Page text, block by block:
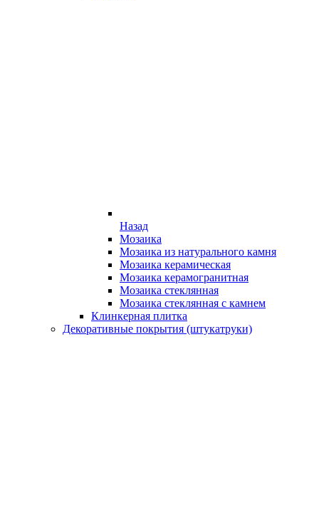
Назад
Мозаика
Мозаика из натурального камня
Мозаика керамическая
Мозаика керамогранитная
Мозаика стеклянная
Мозаика стеклянная с камнем
Клинкерная плитка
Декоративные покрытия (штукатруки)